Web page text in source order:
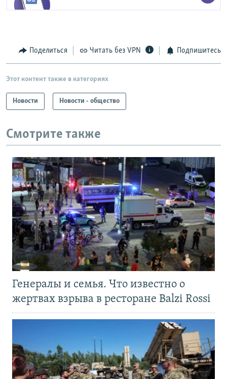
Поделиться Читать без VPN Подпишитесь
Этот контент также в категориях
Новости Новости - общество
Смотрите также
Генералы и семья. Что известно о
жертвах взрыва в ресторане Balzi Rossi